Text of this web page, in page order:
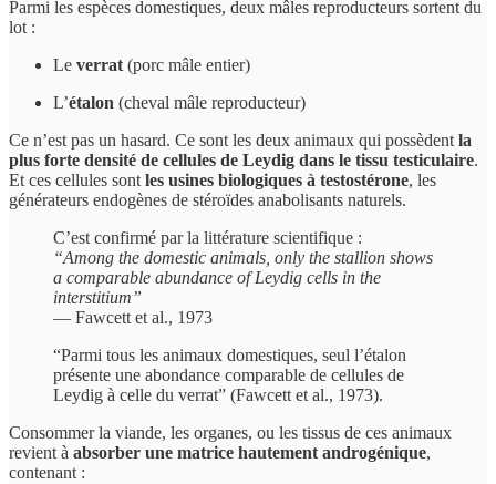
Parmi les espèces domestiques, deux mâles reproducteurs sortent du
lot :
Le verrat (porc mâle entier)
L’étalon (cheval mâle reproducteur)
Ce n’est pas un hasard. Ce sont les deux animaux qui possèdent la
plus forte densité de cellules de Leydig dans le tissu testiculaire.
Et ces cellules sont les usines biologiques à testostérone, les
générateurs endogènes de stéroïdes anabolisants naturels.
C’est confirmé par la littérature scientifique :
“Among the domestic animals, only the stallion shows
a comparable abundance of Leydig cells in the
interstitium”
— Fawcett et al., 1973
“Parmi tous les animaux domestiques, seul l’étalon
présente une abondance comparable de cellules de
Leydig à celle du verrat” (Fawcett et al., 1973).
Consommer la viande, les organes, ou les tissus de ces animaux
revient à absorber une matrice hautement androgénique,
contenant :